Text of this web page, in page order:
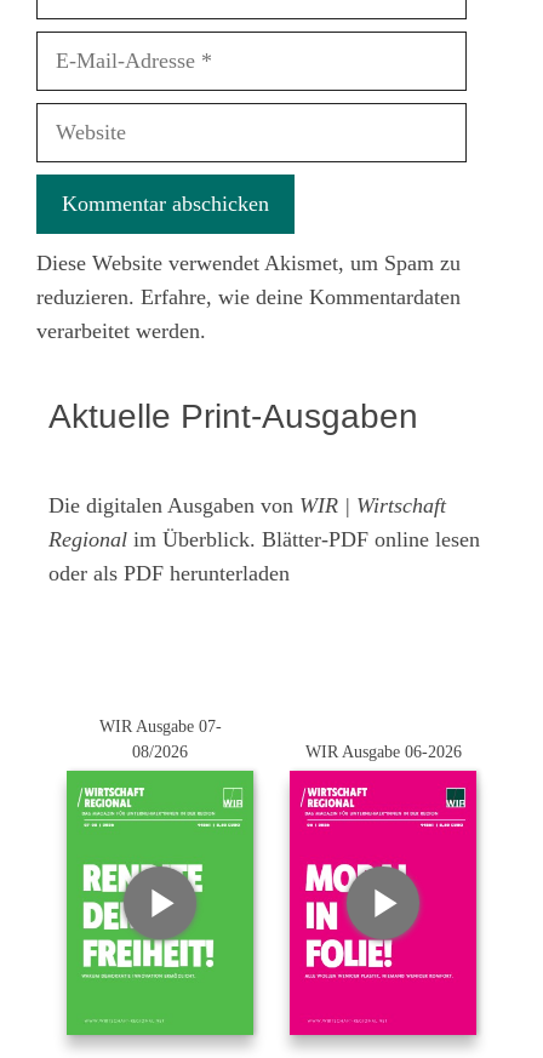
Diese Website verwendet Akismet, um Spam zu
reduzieren. Erfahre, wie deine Kommentardaten
verarbeitet werden.
Aktuelle Print-Ausgaben
Die digitalen Ausgaben von WIR | Wirtschaft
Regional im Überblick. Blätter-PDF online lesen
oder als PDF herunterladen
WIR Ausgabe 07-
08/2026
WIR Ausgabe 06-2026